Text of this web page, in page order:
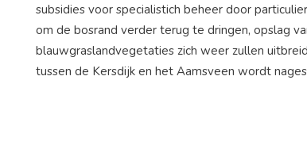
subsidies voor specialistich beheer door
om de bosrand verder terug te dringen, opslag
blauwgraslandvegetaties zich weer zullen
tussen de Kersdijk en het Aamsveen wordt